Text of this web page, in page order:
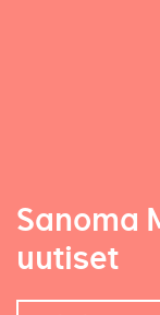
Sanoma
uutiset